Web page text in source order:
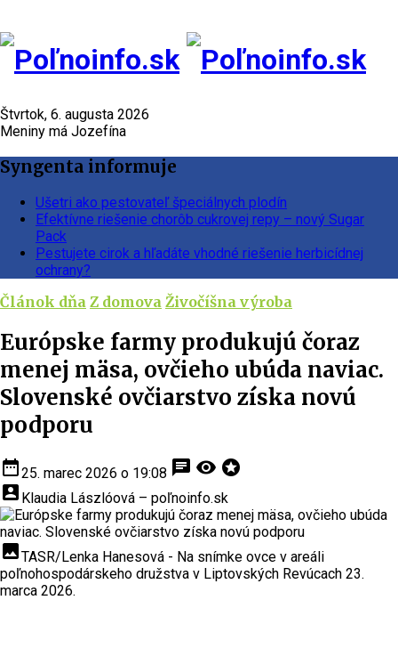
Štvrtok, 6. augusta 2026
Meniny má Jozefína
Syngenta informuje
Ušetri ako pestovateľ špeciálnych plodín
Efektívne riešenie chorôb cukrovej repy – nový Sugar
Pack
Pestujete cirok a hľadáte vhodné riešenie herbicídnej
ochrany?
Článok dňa Z domova Živočíšna výroba
Európske farmy produkujú čoraz
menej mäsa, ovčieho ubúda naviac.
Slovenské ovčiarstvo získa novú
podporu
date_range25. marec 2026 o 19:08 chat visibility stars
account_box Klaudia Lászlóová – poľnoinfo.sk
insert_photoTASR/Lenka Hanesová - Na snímke ovce v areáli
poľnohospodárskeho družstva v Liptovských Revúcach 23.
marca 2026.